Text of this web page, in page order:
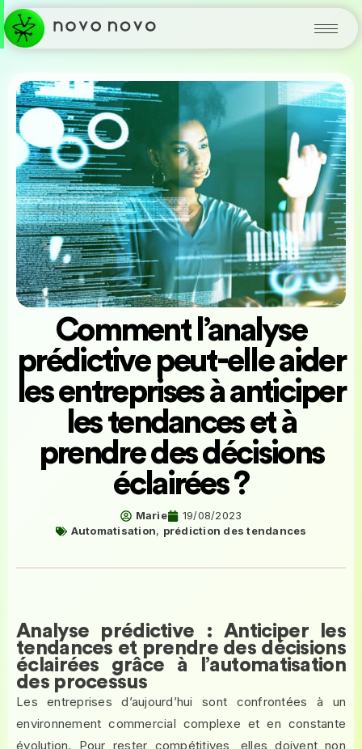
Comment l’analyse
prédictive peut-elle aider
les entreprises à anticiper
les tendances et à
prendre des décisions
éclairées ?
Marie
19/08/2023
Automatisation, prédiction des tendances
Analyse prédictive : Anticiper les
tendances et prendre des décisions
éclairées grâce à l’automatisation
des processus
Les entreprises d’aujourd’hui sont confrontées à un
environnement commercial complexe et en constante
évolution. Pour rester compétitives, elles doivent non